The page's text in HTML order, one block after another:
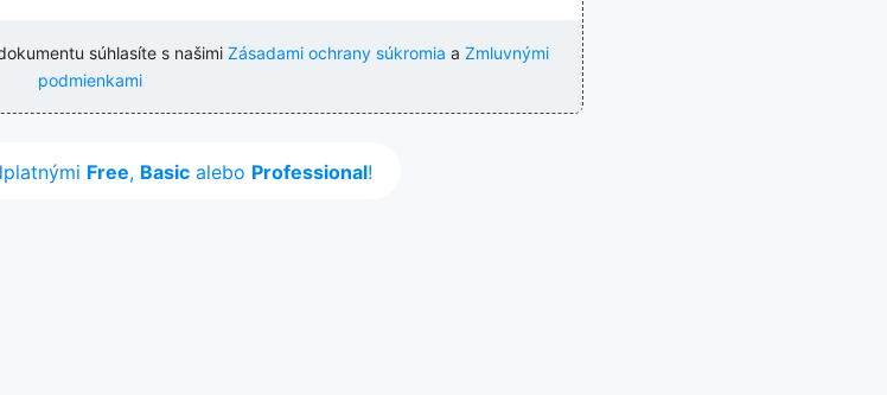
súhlasíte s našimi Zásadami ochrany súkromia a Zmluvnými
podmienkami
Free, Basic alebo Professional!